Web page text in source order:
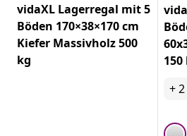
vidaXL Lagerregal mit 5
Böden 170×38×170 cm
Kiefer Massivholz 500
kg
150
+2